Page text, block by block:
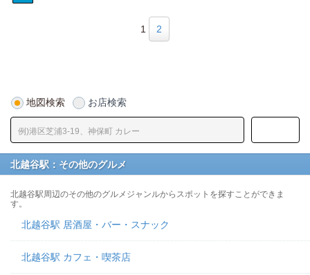
1 2
地図検索 お店検索
北越谷駅：その他のグルメ
北越谷駅周辺のその他のグルメジャンルからスポットを探すことができま
す。
北越谷駅 居酒屋・バー・スナック
北越谷駅 カフェ・喫茶店